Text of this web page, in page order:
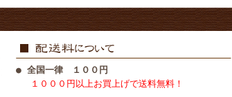
● 全国一律 １００円
１０００円以上お買上げで送料無料！